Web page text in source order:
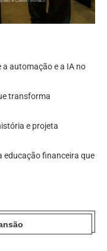
a automação e a IA no
transforma
e projeta
educação financeira que